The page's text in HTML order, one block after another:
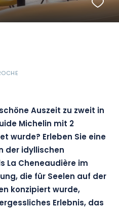
Auszeit zu zweit in
Michelin mit 2
wurde? Erleben Sie eine
der idyllischen
La Cheneaudière im
die für Seelen auf der
konzipiert wurde,
Erlebnis, das